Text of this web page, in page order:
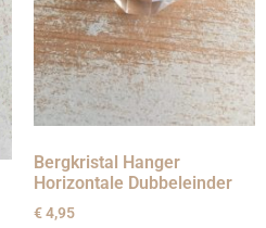
Bergkristal Hanger
Horizontale Dubbeleinder
€4,95